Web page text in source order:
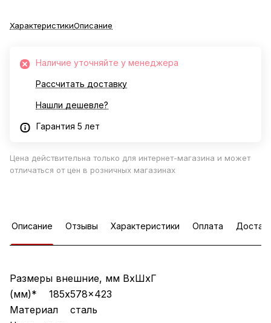
ХарактеристикиОписание
Наличие уточняйте у менеджера
Рассчитать доставку
Нашли дешевле?
Гарантия 5 лет
Цена действительна только для интернет-магазина и может
отличаться от цен в розничных магазинах
Описание Отзывы Характеристики Оплата
Размеры внешние, мм ВхШхГ
(мм)* 185x578x423
Материал сталь